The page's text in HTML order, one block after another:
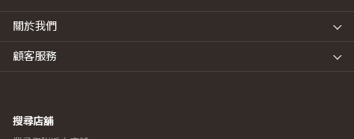
關於我們
顧客服務
搜尋店舖